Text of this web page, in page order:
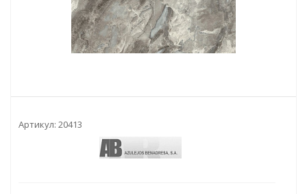
Артикул: 20413